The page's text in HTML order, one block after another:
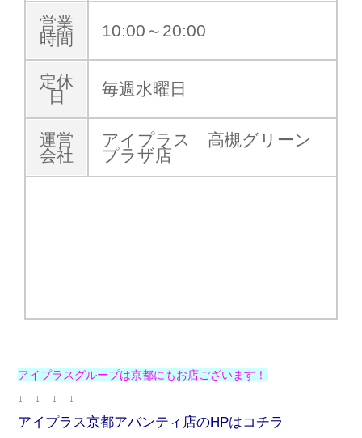
営業
時間
10:00～20:00
定休
日
毎週水曜日
運営
会社
アイプラス 高槻グリーン
プラザ店
アイプラスグループは京都にもお店ございます！
↓ ↓ ↓ ↓
アイプラス京都アバンティ店のHPはコチラ